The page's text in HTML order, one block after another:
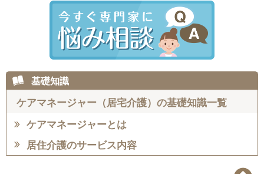
基礎知識
ケアマネージャー（居宅介護）の基礎知識一覧
ケアマネージャーとは
居住介護のサービス内容